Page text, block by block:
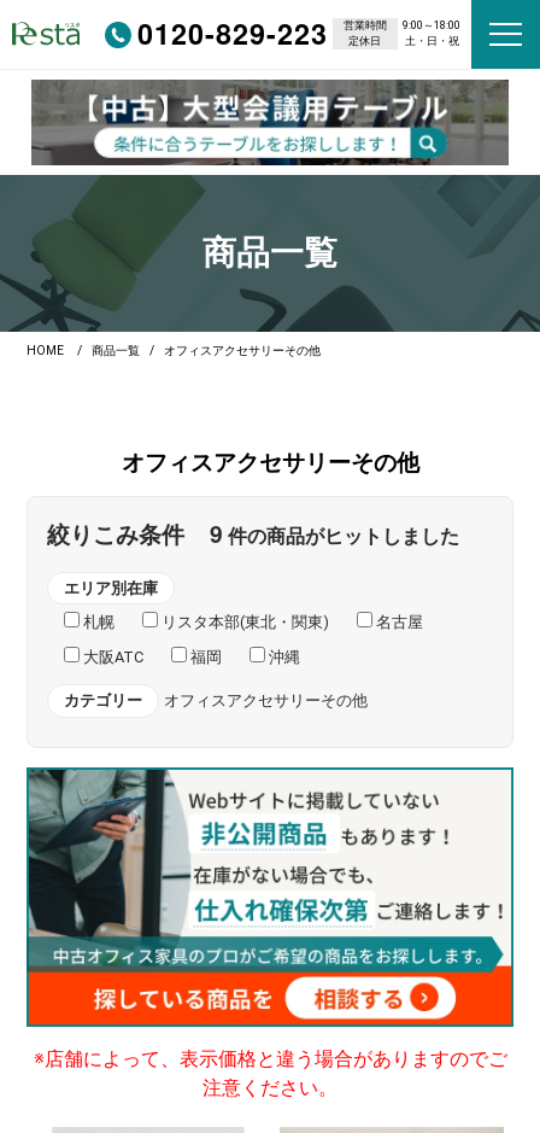
0120-829-223 営業時間
9:00～18:00
定休日
土・日・祝
商品一覧
HOME 商品一覧 オフィスアクセサリーその他
オフィスアクセサリーその他
絞りこみ条件 9 件の商品がヒットしました
エリア別在庫
札幌
リスタ本部(東北・関東)
名古屋
大阪ATC
福岡 沖縄
カテゴリー オフィスアクセサリーその他
※店舗によって、表示価格と違う場合がありますのでご
注意ください。